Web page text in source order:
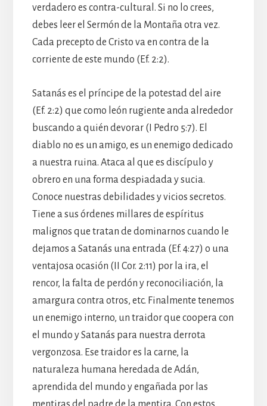
verdadero es contra-cultural. Si no lo crees,
debes leer el Sermón de la Montaña otra vez.
Cada precepto de Cristo va en contra de la
corriente de este mundo (Ef. 2:2).
Satanás es el príncipe de la potestad del aire
(Ef. 2:2) que como león rugiente anda alrededor
buscando a quién devorar (I Pedro 5:7). El
diablo no es un amigo, es un enemigo dedicado
a nuestra ruina. Ataca al que es discípulo y
obrero en una forma despiadada y sucia.
Conoce nuestras debilidades y vicios secretos.
Tiene a sus órdenes millares de espíritus
malignos que tratan de dominarnos cuando le
dejamos a Satanás una entrada (Ef. 4:27) o una
ventajosa ocasión (II Cor. 2:11) por la ira, el
rencor, la falta de perdón y reconociliación, la
amargura contra otros, etc. Finalmente tenemos
un enemigo interno, un traidor que coopera con
el mundo y Satanás para nuestra derrota
vergonzosa. Ese traidor es la carne, la
naturaleza humana heredada de Adán,
aprendida del mundo y engañada por las